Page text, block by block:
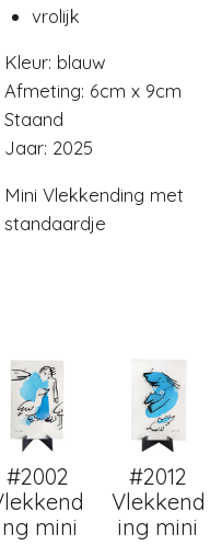
vrolijk
Kleur: blauw
Afmeting: 6cm x 9cm
Staand
Jaar: 2025
Mini Vlekkending met
standaardje
#2002
mini
#2012
Vlekkend
ing mini